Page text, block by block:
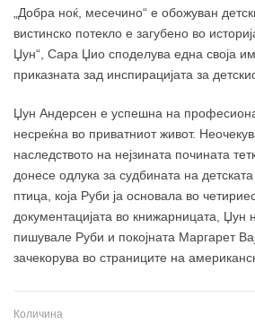
„Добра ноќ, месечино“ е обожуван
вистинско потекло е загубено во
Џун“, Сара Џио споделува една своја
приказната зад инспирацијата за
Џун Андерсен е успешна на
несреќна во приватниот живот.
наследството на нејзината почината
донесе одлука за судбината на
птица, која Руби ја основала во
документацијата во книжарницата, Џун
пишувале Руби и покојната Маргарет
зачекорува во страниците на
Количина